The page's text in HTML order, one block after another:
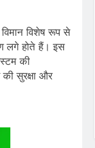
विशेष रूप से
लगे होते हैं। इस
की
सुरक्षा और